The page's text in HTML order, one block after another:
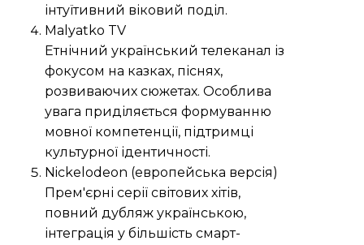
інтуїтивний віковий поділ.
Malyatko TV
Етнічний український телеканал із
фокусом на казках, піснях,
розвиваючих сюжетах. Особлива
увага приділяється формуванню
мовної компетенції, підтримці
культурної ідентичності.
Nickelodeon (европейська версія)
Прем'єрні серії світових хітів,
повний дубляж українською,
інтеграція у більшість смарт-